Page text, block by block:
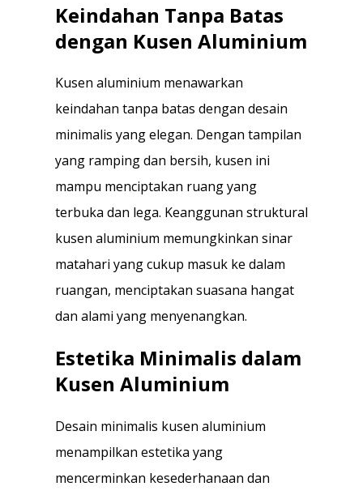
Keindahan Tanpa Batas
dengan Kusen Aluminium
Kusen aluminium menawarkan
keindahan tanpa batas dengan desain
minimalis yang elegan. Dengan tampilan
yang ramping dan bersih, kusen ini
mampu menciptakan ruang yang
terbuka dan lega. Keanggunan struktural
kusen aluminium memungkinkan sinar
matahari yang cukup masuk ke dalam
ruangan, menciptakan suasana hangat
dan alami yang menyenangkan.
Estetika Minimalis dalam
Kusen Aluminium
Desain minimalis kusen aluminium
menampilkan estetika yang
mencerminkan kesederhanaan dan